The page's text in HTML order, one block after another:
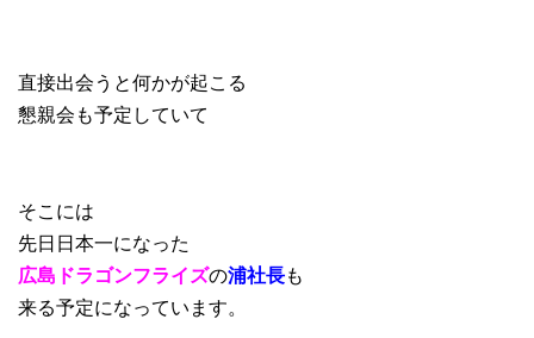
直接出会うと何かが起こる
懇親会も予定していて
そこには
先日日本一になった
広島ドラゴンフライズの浦社長も
来る予定になっています。